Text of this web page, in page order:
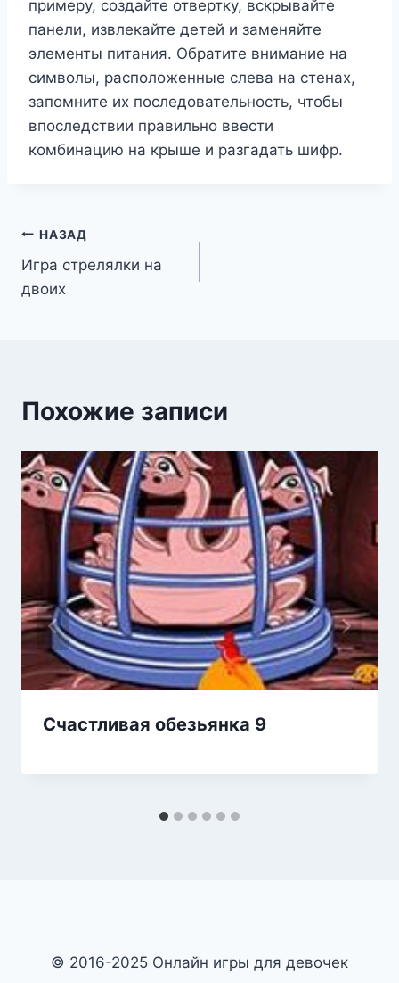
примеру, создайте отвертку, вскрывайте
панели, извлекайте детей и заменяйте
элементы питания. Обратите внимание на
символы, расположенные слева на стенах,
запомните их последовательность, чтобы
впоследствии правильно ввести
комбинацию на крыше и разгадать шифр.
Навигация
по
НАЗАД
Игра стрелялки на
двоих
Похожие записи
Счастливая обезьянка 9
© 2016-2025 Онлайн игры для девочек